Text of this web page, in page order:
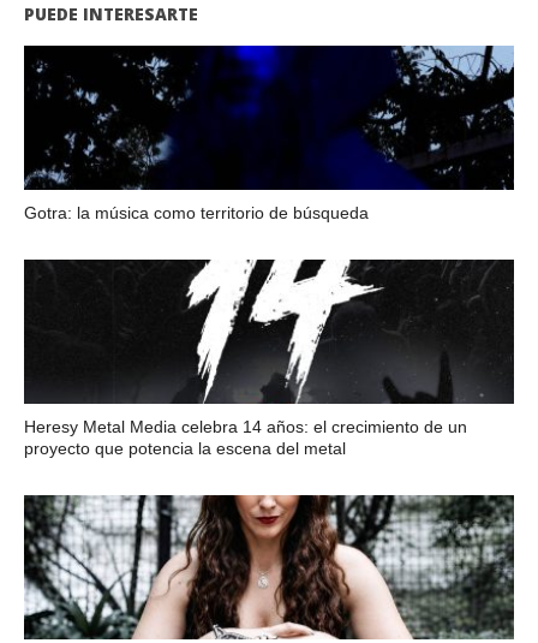
PUEDE INTERESARTE
Gotra: la música como territorio de búsqueda
Heresy Metal Media celebra 14 años: el crecimiento de un
proyecto que potencia la escena del metal